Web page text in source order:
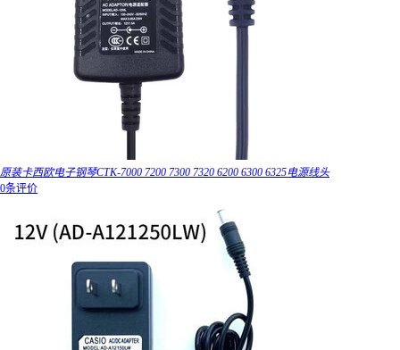
原装卡西欧电子钢琴CTK-7000 7200 7300 7320 6200 6300 6325电源线头
0条评价